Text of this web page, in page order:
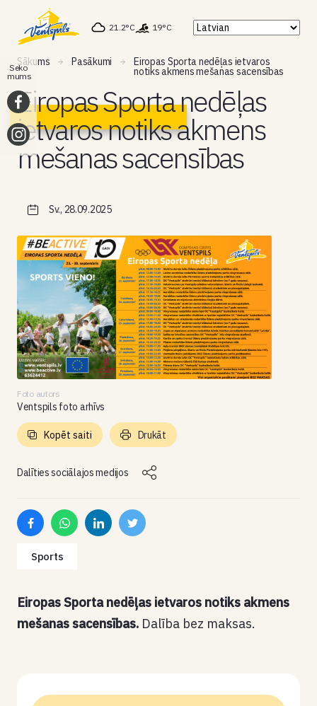
21.2°C 19°C
Sākums Pasākumi Eiropas Sporta nedēļas ietvaros
notiks akmens mešanas sacensības
Eiropas Sporta nedēļas
ietvaros notiks akmens
mešanas sacensības
Sv., 28.09.2025
Foto autors
Ventspils foto arhīvs
Dalīties sociālajos medijos
Kopēt saiti Drukāt
Sports
Eiropas Sporta nedēļas ietvaros notiks akmens
mešanas sacensības. Dalība bez maksas.
Seko
mums